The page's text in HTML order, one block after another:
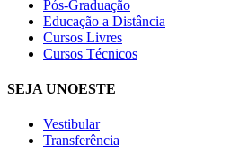
Pós-Graduação
Educação a Distância
Cursos Livres
Cursos Técnicos
SEJA UNOESTE
Vestibular
Transferência